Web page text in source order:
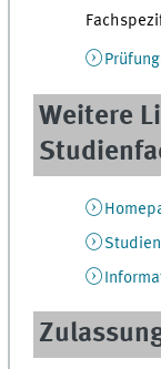
Weitere